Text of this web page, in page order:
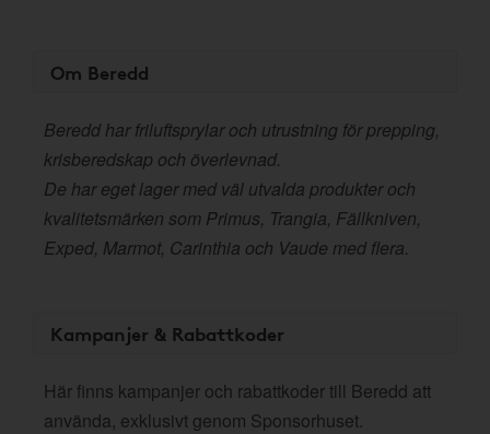
Om Beredd
Beredd har friluftsprylar och utrustning för prepping,
krisberedskap och överlevnad.
De har eget lager med väl utvalda produkter och
kvalitetsmärken som Primus, Trangia, Fällkniven,
Exped, Marmot, Carinthia och Vaude med flera.
Kampanjer & Rabattkoder
Här finns kampanjer och rabattkoder till Beredd att
använda, exklusivt genom Sponsorhuset.